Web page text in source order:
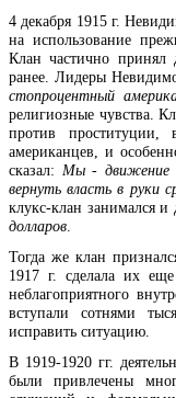
4 декабря 1915 г.
на использование
Клан частично принял
ранее. Лидеры
стопроцентный
религиозные чувства.
против
американцев, и
сказал: Мы - движение
вернуть власть в руки
клукс-клан занимался и
долларов
Тогда же клан
1917 г. сделала их
неблагоприятного
вступали сотнями
исправить ситуацию.
В 1919-1920 гг.
были привлечены